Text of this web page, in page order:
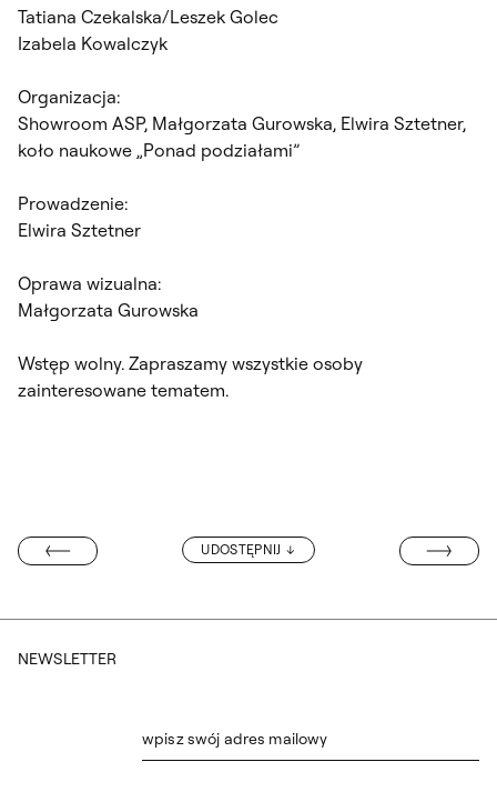
Tatiana Czekalska/Leszek Golec
Izabela Kowalczyk
Organizacja:
Showroom ASP, Małgorzata Gurowska, Elwira Sztetner,
koło naukowe „Ponad podziałami”
Prowadzenie:
Elwira Sztetner
Oprawa wizualna:
Małgorzata Gurowska
Wstęp wolny. Zapraszamy wszystkie osoby
zainteresowane tematem.
UDOSTĘPNIJ PAULINA
NEWSLETTER
wpisz swój adres mailowy